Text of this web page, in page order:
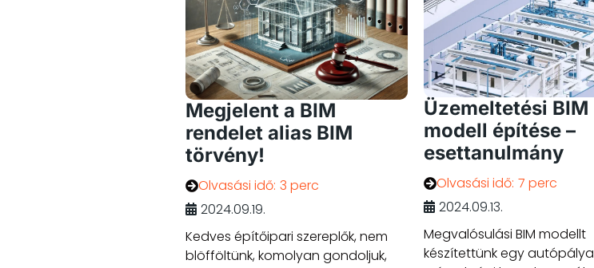
Megjelent a BIM
rendelet alias BIM
törvény!
Olvasási idő: 3 perc
2024.09.19.
Kedves építőipari szereplők, nem
blöfföltünk, komolyan gondoljuk,
Üzemeltetési BIM
modell építése –
esettanulmány
Olvasási idő: 7 perc
2024.09.13.
Megvalósulási BIM modellt
készítettünk egy autópálya